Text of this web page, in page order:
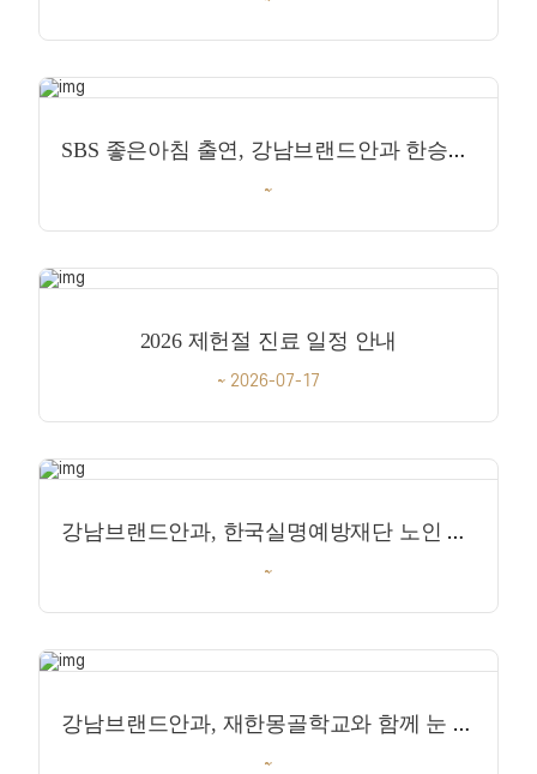
SBS 좋은아침 출연, 강남브랜드안과 한승수 원장이 전한 백내장과 눈 건강 이야기
~
2026 제헌절 진료 일정 안내
~ 2026-07-17
강남브랜드안과, 한국실명예방재단 노인 안검진사업 의료봉사 참여
~
강남브랜드안과, 재한몽골학교와 함께 눈 건강 지원 활동 진행
~